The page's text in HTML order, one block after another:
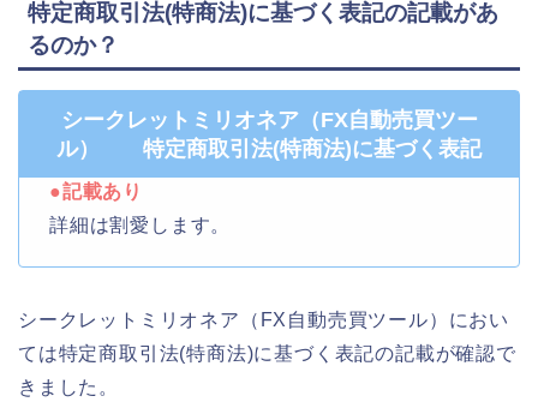
特定商取引法(特商法)に基づく表記の記載があ
るのか？
シークレットミリオネア（FX自動売買ツー
ル） 特定商取引法(特商法)に基づく表記
●記載あり
詳細は割愛します。
シークレットミリオネア（FX自動売買ツール）におい
ては特定商取引法(特商法)に基づく表記の記載が確認で
きました。